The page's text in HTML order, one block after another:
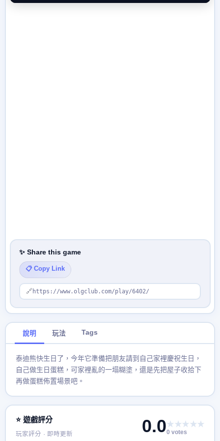
✨ Share this game
📋 Copy Link
🔗 https://www.olgclub.com/play/6402/
說明 玩法 Tags
泰迪熊快生日了，今年它準備把朋友請到自己家裡慶祝生日，
自己做生日蛋糕，可家裡亂的一塌糊塗，還是先把屋子收拾下
再做蛋糕佈置場景吧。
⭐ 遊戲評分
玩家評分 · 即時更新 0.0★★★★★
0 votes